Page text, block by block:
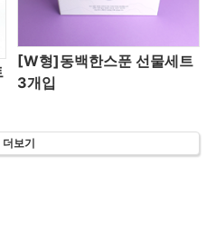
[W형]동백한스푼 선물세트
3개입
더보기